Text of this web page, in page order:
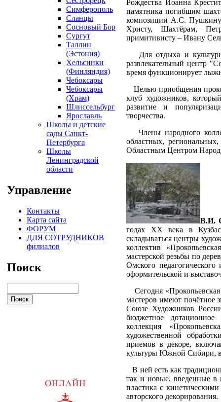
Симферополь
Сланцы
Сосновый Бор
Сургут
Таллин
(Эстония)
Хельсинки
(Финляндия)
Чебоксары
Чебоксары
(Храм)
Шлиссельбург
Ярославль
Школы и детские
сады Санкт-
Петербурга
Школы
Ленинградской
области
Управление
Контакты
Карта сайта
ФОРУМ
ДЛЯ СОТРУДНИКОВ
филиалов
Поиск
Рождества Иоанна
памятника погибшим
композиции А.С.
Христу, Шахтёрам,
примитивисту – Ивану
Для отдыха и
развлекательный центр
время функционирует
Целью приобщения
клуб художников,
развитие и
творчества.
Члены народного
областных,
Областным Центром
В.И.
годах ХХ века в
складываться центры
коллектив
мастерской резьбы по
Омского
оформительской и
Сегодня «Прокопьевская
мастеров имеют почётное
Союзе Художников
бюджетное
коллекция
художественной
приемов в декоре,
культуры Южной Сибири,
В ней есть как
так и новые, введенные в
пластика с
авторского декорирования.